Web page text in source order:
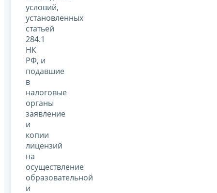
условий,
установленных
статьей
284.1
НК
РФ, и
подавшие
в
налоговые
органы
заявление
и
копии
лицензий
на
осуществление
образовательной
и